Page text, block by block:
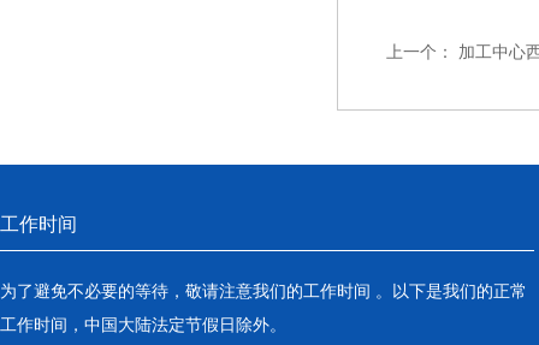
上一个： 加工中心
工作时间
为了避免不必要的等待，敬请注意我们的工作时间 。以下是我们的正常
工作时间，中国大陆法定节假日除外。